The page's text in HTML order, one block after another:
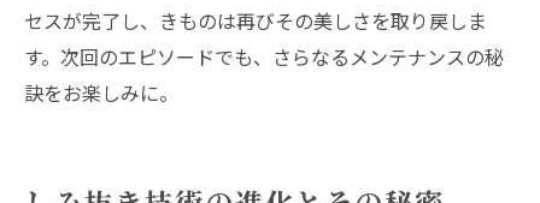
セスが完了し、きものは再びその美しさを取り戻しま
す。次回のエピソードでも、さらなるメンテナンスの秘
訣をお楽しみに。